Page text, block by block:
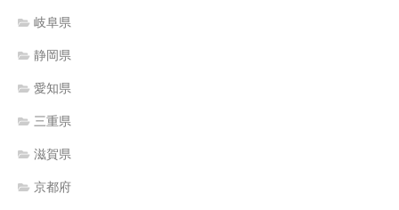
岐阜県
静岡県
愛知県
三重県
滋賀県
京都府